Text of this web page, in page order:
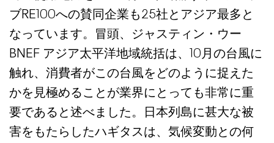
ブRE100への賛同企業も25社とアジア最多と
なっています。冒頭、ジャスティン・ウー
BNEF アジア太平洋地域統括は、10月の台風に
触れ、消費者がこの台風をどのように捉えた
かを見極めることが業界にとっても非常に重
要であると述べました。日本列島に甚大な被
害をもたらしたハギタスは、気候変動との何